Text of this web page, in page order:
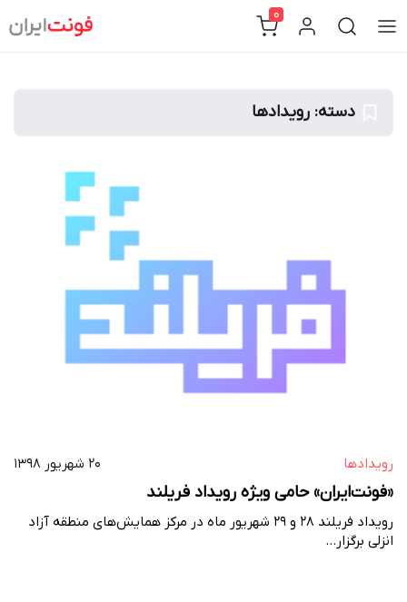
to
0
دسته: رویداد‌ها
رویداد‌ها ۲۰ شهریور ۱۳۹۸
«فونت‌ایران» حامی ویژه رویداد فریلند
رویداد فریلند ۲۸ و ۲۹ شهریور ماه در مرکز همایش‌های منطقه آزاد
انزلی برگزار…